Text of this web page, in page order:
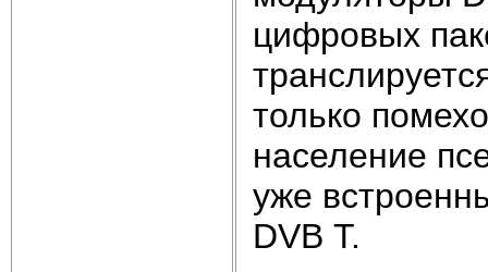
цифровых
только
население
уже
DVB Т.